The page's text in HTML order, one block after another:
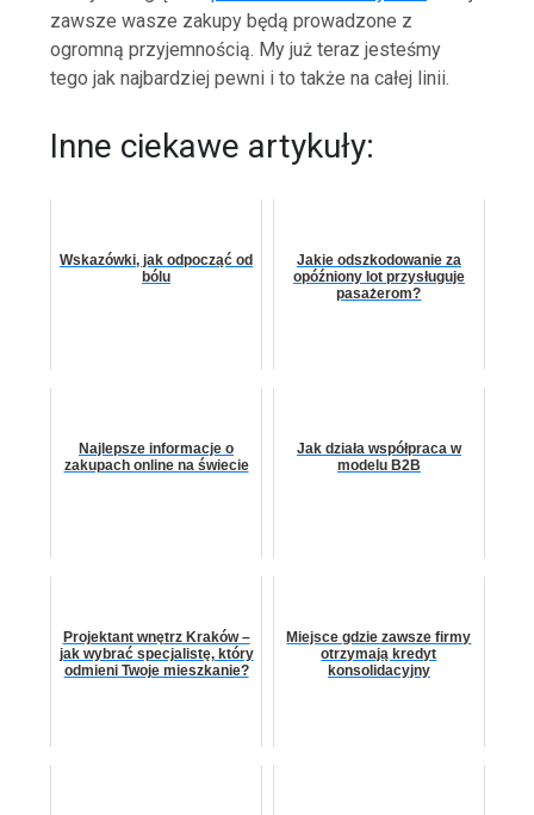
zawsze wasze zakupy będą prowadzone z
ogromną przyjemnością. My już teraz jesteśmy
tego jak najbardziej pewni i to także na całej linii.
Inne ciekawe artykuły:
Wskazówki, jak odpocząć od
bólu
Jakie odszkodowanie za
opóźniony lot przysługuje
pasażerom?
Najlepsze informacje o
zakupach online na świecie
Jak działa współpraca w
modelu B2B
Projektant wnętrz Kraków –
jak wybrać specjalistę, który
odmieni Twoje mieszkanie?
Miejsce gdzie zawsze firmy
otrzymają kredyt
konsolidacyjny